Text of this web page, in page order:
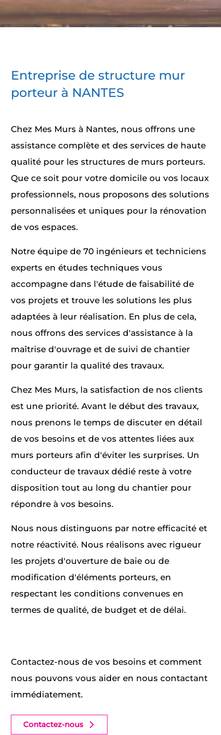
Entreprise de structure mur
porteur à NANTES
Chez Mes Murs à Nantes, nous offrons une
assistance complète et des services de haute
qualité pour les structures de murs porteurs.
Que ce soit pour votre domicile ou vos locaux
professionnels, nous proposons des solutions
personnalisées et uniques pour la rénovation
de vos espaces.
Notre équipe de 70 ingénieurs et techniciens
experts en études techniques vous
accompagne dans l'étude de faisabilité de
vos projets et trouve les solutions les plus
adaptées à leur réalisation. En plus de cela,
nous offrons des services d'assistance à la
maîtrise d'ouvrage et de suivi de chantier
pour garantir la qualité des travaux.
Chez Mes Murs, la satisfaction de nos clients
est une priorité. Avant le début des travaux,
nous prenons le temps de discuter en détail
de vos besoins et de vos attentes liées aux
murs porteurs afin d'éviter les surprises. Un
conducteur de travaux dédié reste à votre
disposition tout au long du chantier pour
répondre à vos besoins.
Nous nous distinguons par notre efficacité et
notre réactivité. Nous réalisons avec rigueur
les projets d'ouverture de baie ou de
modification d'éléments porteurs, en
respectant les conditions convenues en
termes de qualité, de budget et de délai.
Contactez-nous de vos besoins et comment
nous pouvons vous aider en nous contactant
immédiatement.
Contactez-nous